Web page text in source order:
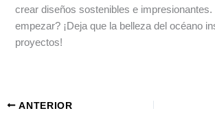
crear diseños sostenibles e
empezar? ¡Deja que la belleza del océano
proyectos!
ANTERIOR